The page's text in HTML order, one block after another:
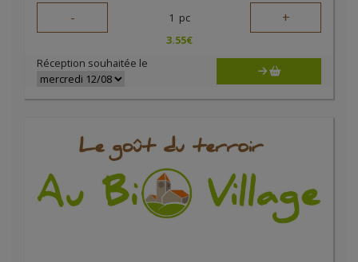
- 1 pc +
3.55€
Réception souhaitée le